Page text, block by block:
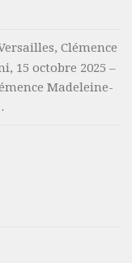
Clémence
15 octobre 2025 –
Madeleine-